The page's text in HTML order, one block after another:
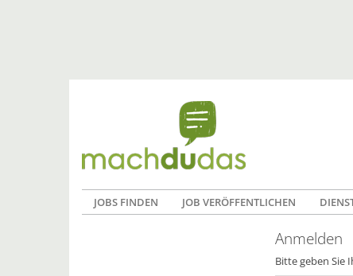
JOBS FINDEN JOB VERÖFFENTLICHEN
Anmelden
Bitte geben Sie